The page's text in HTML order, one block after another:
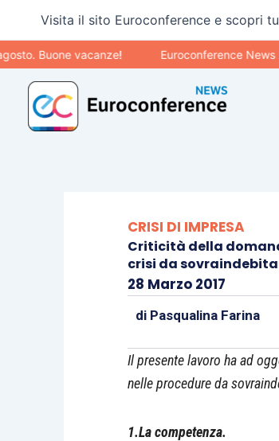
contenuto
Visita il sito Euroconference e scopri
Buone vacanze! Euroconference News
CRISI DI IMPRESA
Criticità della
crisi da
28 Marzo 2017
di Pasqualina Farina
Il presente lavoro ha ad
nelle procedure da
1.La competenza.